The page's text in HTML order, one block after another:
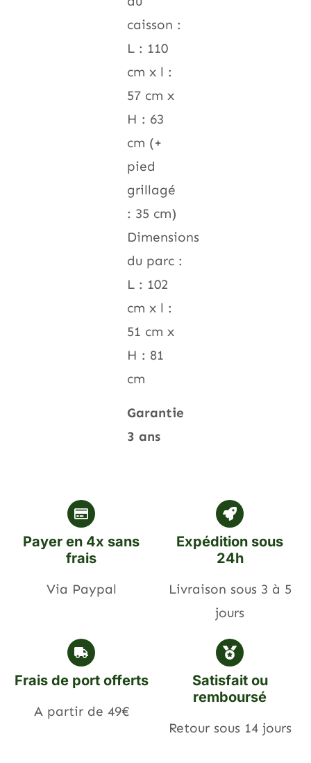
caisson :
L : 110
cm x l :
57 cm x
H : 63
cm (+
pied
grillagé
: 35 cm)
Dimensions
du parc :
L : 102
cm x l :
51 cm x
H : 81
cm
Garantie
3 ans
Payer en 4x sans
frais
Via Paypal
Expédition sous
24h
Livraison sous 3 à 5
jours
Frais de port offerts
A partir de 49€
Satisfait ou
remboursé
Retour sous 14 jours